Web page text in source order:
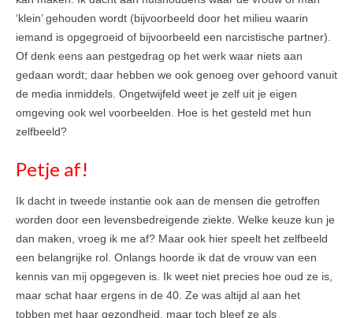
‘klein’ gehouden wordt (bijvoorbeeld door het milieu waarin
iemand is opgegroeid of bijvoorbeeld een narcistische partner).
Of denk eens aan pestgedrag op het werk waar niets aan
gedaan wordt; daar hebben we ook genoeg over gehoord vanuit
de media inmiddels. Ongetwijfeld weet je zelf uit je eigen
omgeving ook wel voorbeelden. Hoe is het gesteld met hun
zelfbeeld?
Petje af!
Ik dacht in tweede instantie ook aan de mensen die getroffen
worden door een levensbedreigende ziekte. Welke keuze kun je
dan maken, vroeg ik me af? Maar ook hier speelt het zelfbeeld
een belangrijke rol. Onlangs hoorde ik dat de vrouw van een
kennis van mij opgegeven is. Ik weet niet precies hoe oud ze is,
maar schat haar ergens in de 40. Ze was altijd al aan het
tobben met haar gezondheid, maar toch bleef ze als